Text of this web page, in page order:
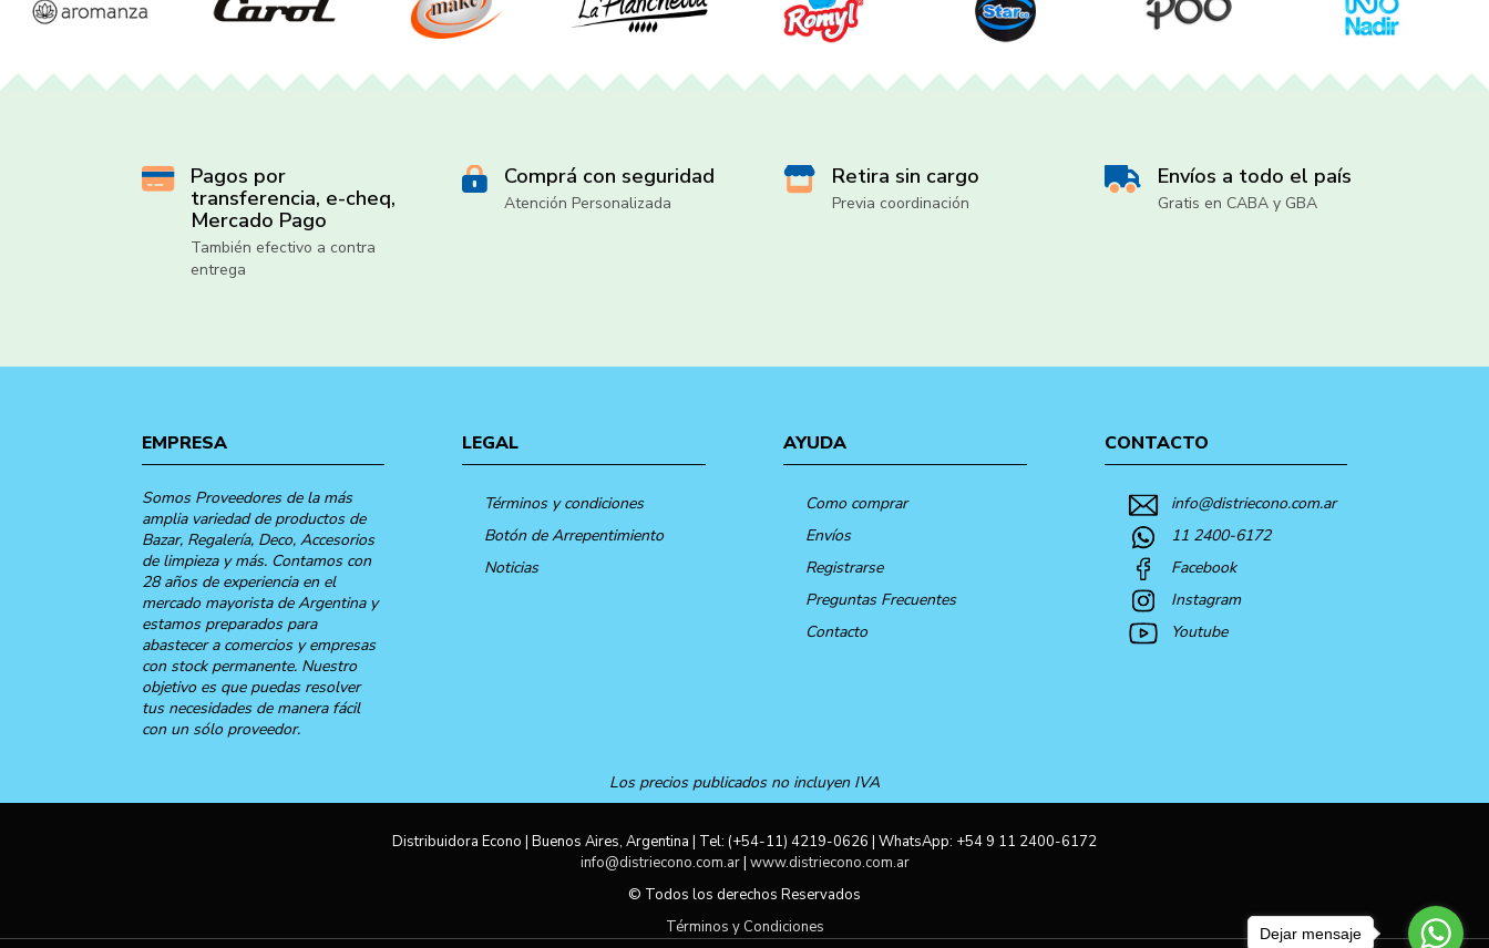
Pagos por
transferencia, e-cheq,
Mercado Pago
También efectivo a contra
entrega
Comprá con seguridad
Atención Personalizada
Retira sin cargo
Previa coordinación
Envíos a todo el país
Gratis en CABA y GBA
EMPRESA
Somos Proveedores de la más
amplia variedad de productos de
Bazar, Regalería, Deco, Accesorios
de limpieza y más. Contamos con
28 años de experiencia en el
mercado mayorista de Argentina y
estamos preparados para
abastecer a comercios y empresas
con stock permanente. Nuestro
objetivo es que puedas resolver
tus necesidades de manera fácil
con un sólo proveedor.
LEGAL
Términos y condiciones
Botón de Arrepentimiento
Noticias
AYUDA
Como comprar
Envíos
Registrarse
Preguntas Frecuentes
Contacto
CONTACTO
info@distriecono.com.ar
11 2400-6172
Facebook
Instagram
Youtube
Los precios publicados no incluyen IVA
Distribuidora Econo | Buenos Aires, Argentina | Tel: (+54-11) 4219-0626 | WhatsApp: +54 9 11 2400-6172
info@distriecono.com.ar| www.distriecono.com.ar
© Todos los derechos Reservados
Términos y Condiciones
Dejar mensaje